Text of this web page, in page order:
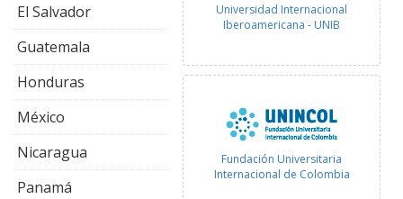
El Salvador
Guatemala
Honduras
México
Nicaragua
Panamá
Universidad Internacional
Iberoamericana - UNIB
Fundación Universitaria
Internacional de Colombia